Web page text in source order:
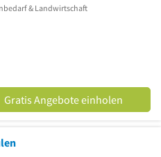
& Landwirtschaft
Gratis Angebote einholen